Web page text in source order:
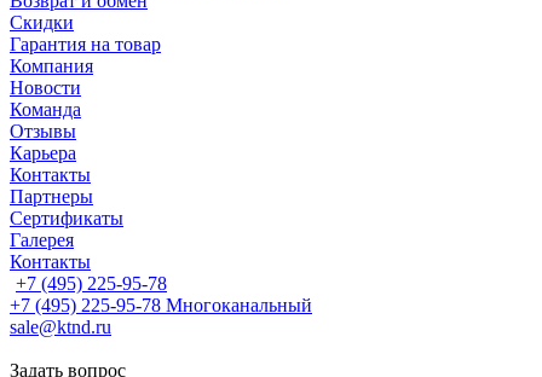
Скидки
Гарантия на товар
Компания
Новости
Команда
Отзывы
Карьера
Контакты
Партнеры
Сертификаты
Галерея
Контакты
+7 (495) 225-95-78
+7 (495) 225-95-78 Многоканальный
sale@ktnd.ru
Задать вопрос